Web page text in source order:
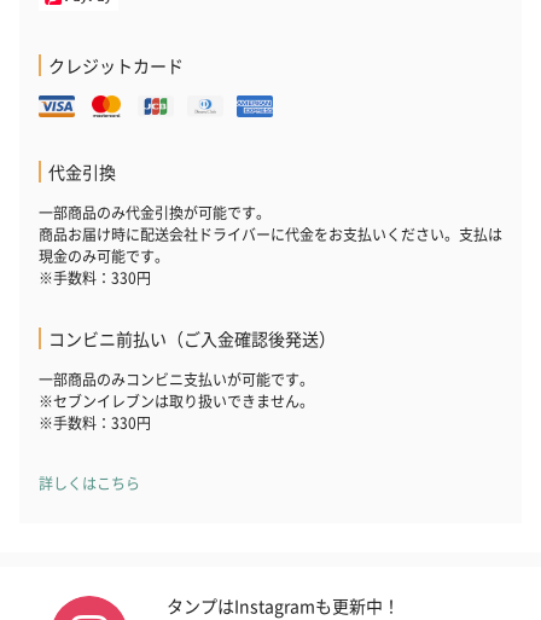
クレジットカード
代金引換
一部商品のみ代金引換が可能です。
商品お届け時に配送会社ドライバーに代金をお支払いください。支払は
現金のみ可能です。
※手数料：330円
コンビニ前払い（ご入金確認後発送）
一部商品のみコンビニ支払いが可能です。
※セブンイレブンは取り扱いできません。
※手数料：330円
詳しくはこちら
タンプはInstagramも更新中！